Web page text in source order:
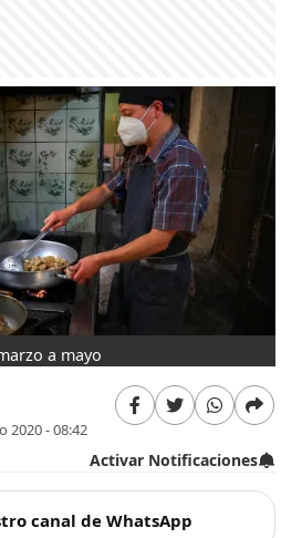
a mayo
2020 - 08:42
Activar Notificaciones
canal de WhatsApp